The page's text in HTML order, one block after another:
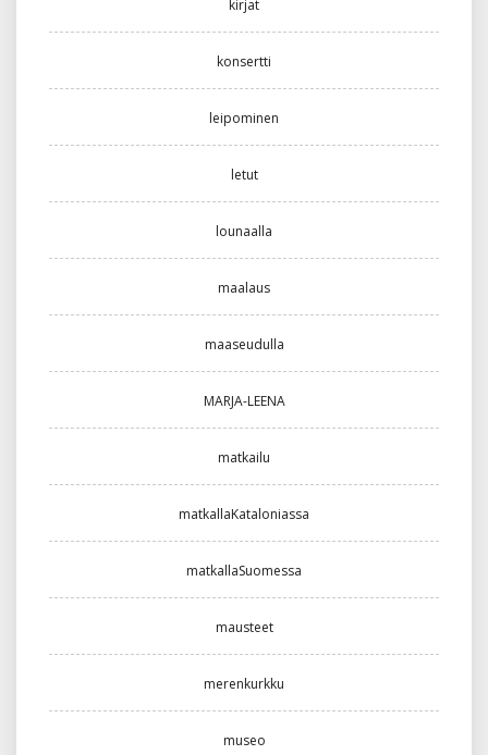
kirjat
konsertti
leipominen
letut
lounaalla
maalaus
maaseudulla
MARJA-LEENA
matkailu
matkallaKataloniassa
matkallaSuomessa
mausteet
merenkurkku
museo